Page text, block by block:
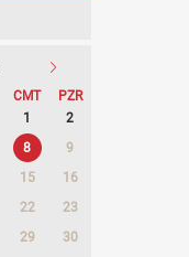
CMT
PZR
1
2
8
9
15
16
22
23
29
30